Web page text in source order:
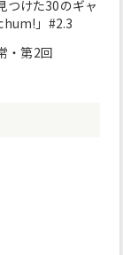
つけた30のギャ
」#2.3
・第2回